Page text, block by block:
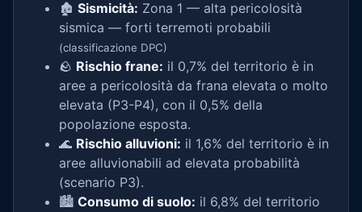
🏚️ Sismicità: Zona 1 — alta pericolosità
sismica — forti terremoti probabili
(classificazione DPC)
🪨 Rischio frane: il 0,7% del territorio è in
aree a pericolosità da frana elevata o molto
elevata (P3-P4), con il 0,5% della
popolazione esposta.
🌊 Rischio alluvioni: il 1,6% del territorio è in
aree alluvionabili ad elevata probabilità
(scenario P3).
🏙️ Consumo di suolo: il 6,8% del territorio